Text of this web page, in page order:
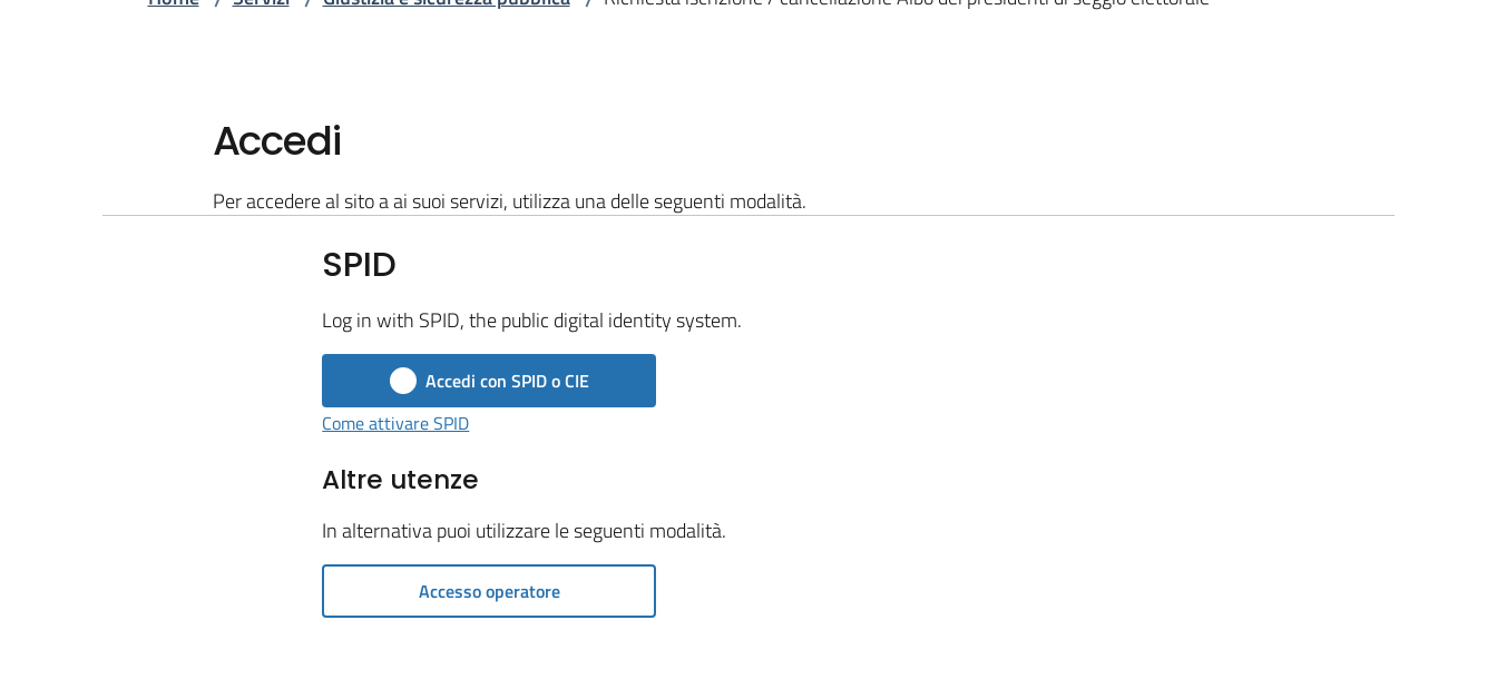
Accedi
Per accedere al sito a ai suoi servizi, utilizza una delle seguenti modalità.
SPID
Log in with SPID, the public digital identity system.
Accedi con SPID o CIE
Come attivare SPID
Altre utenze
In alternativa puoi utilizzare le seguenti modalità.
Accesso operatore